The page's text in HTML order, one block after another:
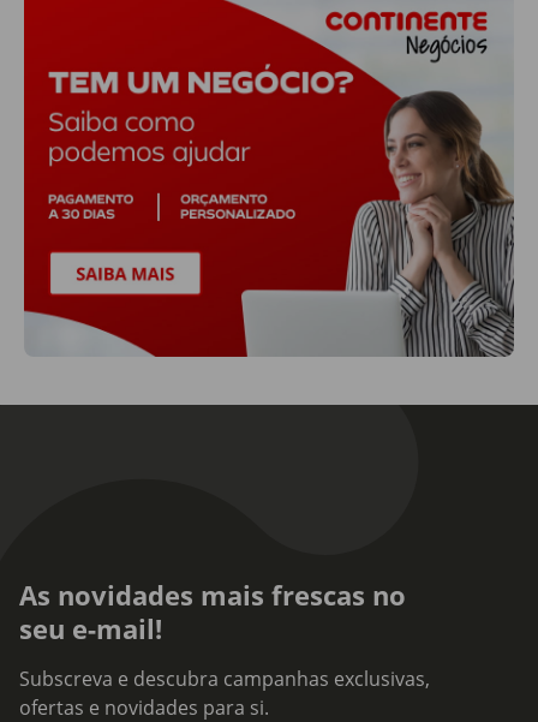
As novidades mais frescas no
seu e-mail!
Subscreva e descubra campanhas exclusivas,
ofertas e novidades para si.